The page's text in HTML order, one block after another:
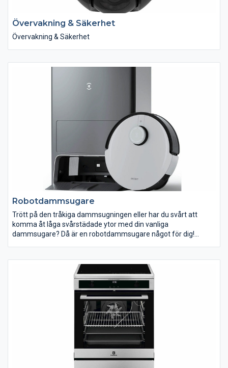
Övervakning & Säkerhet
Övervakning & Säkerhet
Robotdammsugare
Trött på den tråkiga dammsugningen eller har du svårt att
komma åt låga svårstädade ytor med din vanliga
dammsugare? Då är en robotdammsugare något för dig!
En robotdammsugare är ett perfekt komplement till din vanliga
dammsugare så du alltid kan komma hem till ett välstädat
hem! Flera av våra dammsugare har avancerade filter som
suger upp de minsta dammpartiklar, vilket gör dem väldigt bra
lämpade för dig som besväras av allergier. I vårt sortiment
hittar du robotdammsugare i olika modeller och prisklasser. Gör
städningen lättare med en robotdammsugare från oss!